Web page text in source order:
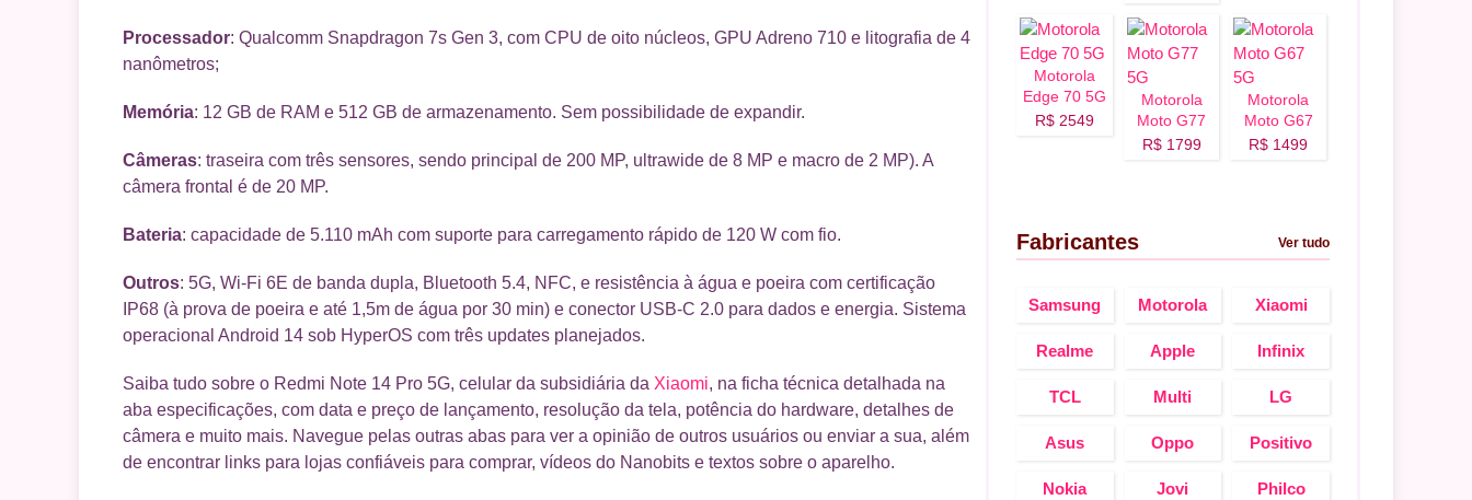
Processador: Qualcomm Snapdragon 7s Gen 3, com CPU de oito núcleos, GPU Adreno 710 e litografia de 4
nanômetros;
Memória: 12 GB de RAM e 512 GB de armazenamento. Sem possibilidade de expandir.
Câmeras: traseira com três sensores, sendo principal de 200 MP, ultrawide de 8 MP e macro de 2 MP). A
câmera frontal é de 20 MP.
Bateria: capacidade de 5.110 mAh com suporte para carregamento rápido de 120 W com fio.
Outros: 5G, Wi-Fi 6E de banda dupla, Bluetooth 5.4, NFC, e resistência à água e poeira com certificação
IP68 (à prova de poeira e até 1,5m de água por 30 min) e conector USB-C 2.0 para dados e energia. Sistema
operacional Android 14 sob HyperOS com três updates planejados.
Saiba tudo sobre o Redmi Note 14 Pro 5G, celular da subsidiária da Xiaomi, na ficha técnica detalhada na
aba especificações, com data e preço de lançamento, resolução da tela, potência do hardware, detalhes de
câmera e muito mais. Navegue pelas outras abas para ver a opinião de outros usuários ou enviar a sua, além
de encontrar links para lojas confiáveis para comprar, vídeos do Nanobits e textos sobre o aparelho.
Motorola
Edge 70 5G
R$ 2549
Motorola
Moto G77
5G
R$ 1799
Motorola
Moto G67
5G
R$ 1499
Fabricantes Ver tudo
Samsung Motorola Xiaomi
Realme Apple Infinix
TCL Multi LG
Asus Oppo Positivo
Nokia Jovi Philco